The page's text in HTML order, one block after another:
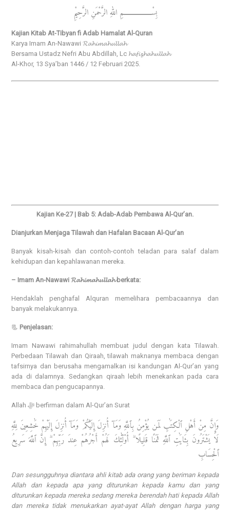
بِسْــــــــــــــــــمِ اللهِ الرَّحْمَنِ الرَّحِيْمِ
Kajian Kitab At-Tibyan fi Adab Hamalat Al-Quran
Karya Imam An-Nawawi 𝓡𝓪𝓱𝓲𝓶𝓪𝓱𝓾𝓵𝓵𝓪𝓱
Bersama Ustadz Nefri Abu Abdillah, Lc 𝓱𝓪𝓯𝓲𝔃𝓱𝓪𝓱𝓾𝓵𝓵𝓪𝓱
Al-Khor, 13 Sya’ban 1446 / 12 Februari 2025.
Kajian Ke-27 | Bab 5: Adab-Adab Pembawa Al-Qur’an.
Dianjurkan Menjaga Tilawah dan Hafalan Bacaan Al-Qur’an
Banyak kisah-kisah dan contoh-contoh teladan para salaf dalam
kehidupan dan kepahlawanan mereka.
– Imam An-Nawawi 𝓡𝓪𝓱𝓲𝓶𝓪𝓱𝓾𝓵𝓵𝓪𝓱 berkata:
Hendaklah penghafal Alquran memelihara pembacaannya dan
banyak melakukannya.
📃 Penjelasan:
Imam Nawawi rahimahullah membuat judul dengan kata Tilawah.
Perbedaan Tilawah dan Qiraah, tilawah maknanya membaca dengan
tafsirnya dan berusaha mengamalkan isi kandungan Al-Qur’an yang
ada di dalamnya. Sedangkan qiraah lebih menekankan pada cara
membaca dan pengucapannya.
Allah ﷻ berfirman dalam Al-Qur’an Surat
وَإِنَّ مِنْ أَهْلِ ٱلْكِتَٰبِ لَمَن يُؤْمِنُ بِٱللَّهِ وَمَآ أُنزِلَ إِلَيْكُمْ وَمَآ أُنزِلَ إِلَيْهِمْ خَٰشِعِينَ لِلَّهِ
لَا يَشْتَرُونَ بِـَٔايَٰتِ ٱللَّهِ ثَمَنًا قَلِيلًا ۗ أُو۟لَٰٓئِكَ لَهُمْ أَجْرُهُمْ عِندَ رَبِّهِمْ ۗ إِنَّ ٱللَّهَ سَرِيعُ
ٱلْحِسَابِ
Dan sesungguhnya diantara ahli kitab ada orang yang beriman kepada
Allah dan kepada apa yang diturunkan kepada kamu dan yang
diturunkan kepada mereka sedang mereka berendah hati kepada Allah
dan mereka tidak menukarkan ayat-ayat Allah dengan harga yang